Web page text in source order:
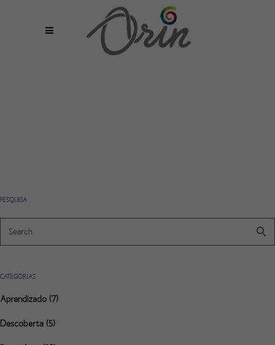
PESQUISA
CATEGORIAS
Aprendizado (7)
Descoberta (5)